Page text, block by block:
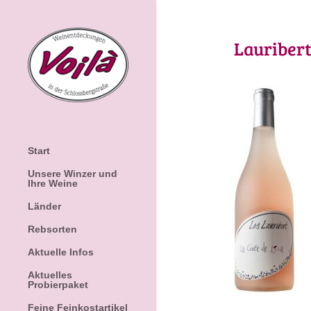
Start
Unsere Winzer und
Ihre Weine
Länder
Rebsorten
Aktuelle Infos
Aktuelles
Probierpaket
Feine Feinkostartikel